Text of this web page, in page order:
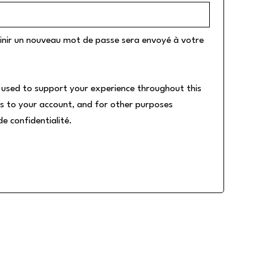
un nouveau mot de passe sera envoyé à votre
to support your experience throughout this
to your account, and for other purposes
confidentialité.